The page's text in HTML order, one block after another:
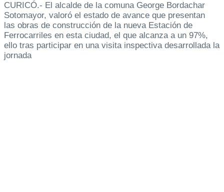
CURICÓ.- El alcalde de la comuna George Bordachar
Sotomayor, valoró el estado de avance que presentan
las obras de construcción de la nueva Estación de
Ferrocarriles en esta ciudad, el que alcanza a un 97%,
ello tras participar en una visita inspectiva desarrollada la
jornada